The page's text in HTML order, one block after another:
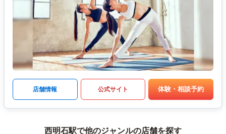
店舗情報 公式サイト 体験・相談予約
西明石駅で他のジャンルの店舗を探す